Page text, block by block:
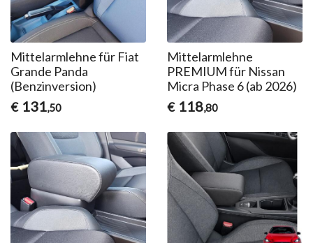
Mittelarmlehne für Fiat
Grande Panda
(Benzinversion)
€ 131,50
Mittelarmlehne
PREMIUM für Nissan
Micra Phase 6 (ab 2026)
€ 118,80